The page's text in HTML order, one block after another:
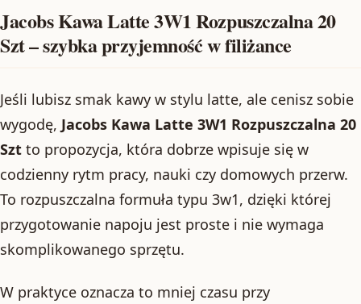
Jacobs Kawa Latte 3W1 Rozpuszczalna 20
Szt – szybka przyjemność w filiżance
Jeśli lubisz smak kawy w stylu latte, ale cenisz sobie
wygodę, Jacobs Kawa Latte 3W1 Rozpuszczalna 20
Szt to propozycja, która dobrze wpisuje się w
codzienny rytm pracy, nauki czy domowych przerw.
To rozpuszczalna formuła typu 3w1, dzięki której
przygotowanie napoju jest proste i nie wymaga
skomplikowanego sprzętu.
W praktyce oznacza to mniej czasu przy